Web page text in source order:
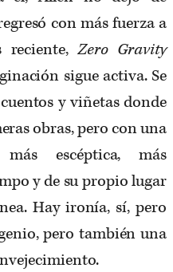
con más fuerza a
reciente,Zero Gravity
sigue activa. Se
y viñetas donde
obras, pero con una
escéptica, más
y de su propio lugar
Hay ironía, sí, pero
pero también una